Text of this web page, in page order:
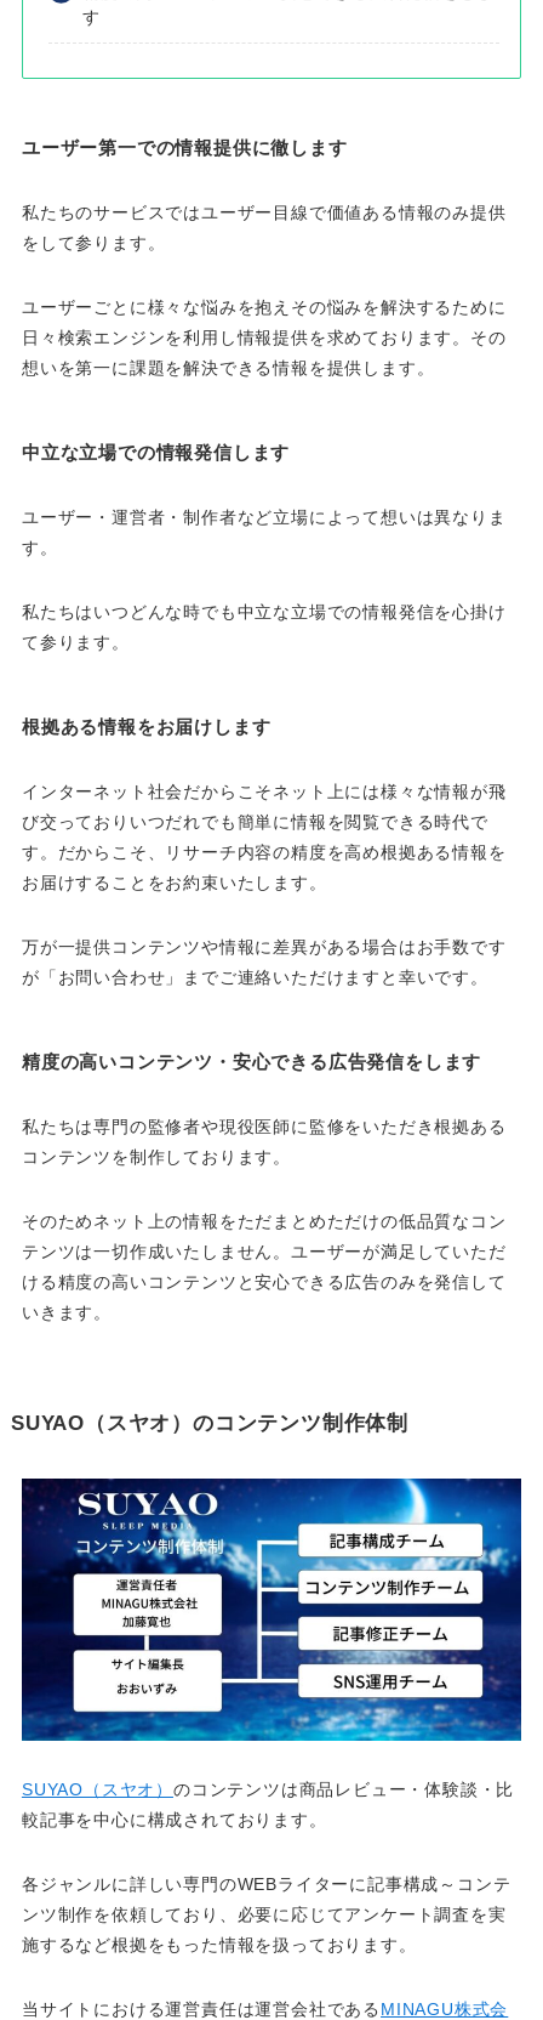
す
ユーザー第一での情報提供に徹します
私たちのサービスではユーザー目線で価値ある情報のみ提供
をして参ります。
ユーザーごとに様々な悩みを抱えその悩みを解決するために
日々検索エンジンを利用し情報提供を求めております。その
想いを第一に課題を解決できる情報を提供します。
中立な立場での情報発信します
ユーザー・運営者・制作者など立場によって想いは異なりま
す。
私たちはいつどんな時でも中立な立場での情報発信を心掛け
て参ります。
根拠ある情報をお届けします
インターネット社会だからこそネット上には様々な情報が飛
び交っておりいつだれでも簡単に情報を閲覧できる時代で
す。だからこそ、リサーチ内容の精度を高め根拠ある情報を
お届けすることをお約束いたします。
万が一提供コンテンツや情報に差異がある場合はお手数です
が「お問い合わせ」までご連絡いただけますと幸いです。
精度の高いコンテンツ・安心できる広告発信をします
私たちは専門の監修者や現役医師に監修をいただき根拠ある
コンテンツを制作しております。
そのためネット上の情報をただまとめただけの低品質なコン
テンツは一切作成いたしません。ユーザーが満足していただ
ける精度の高いコンテンツと安心できる広告のみを発信して
いきます。
SUYAO（スヤオ）のコンテンツ制作体制
SUYAO（スヤオ） のコンテンツは商品レビュー・体験談・比
較記事を中心に構成されております。
各ジャンルに詳しい専門のWEBライターに記事構成～コンテ
ンツ制作を依頼しており、必要に応じてアンケート調査を実
施するなど根拠をもった情報を扱っております。
当サイトにおける運営責任は運営会社である MINAGU株式会